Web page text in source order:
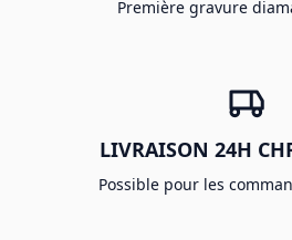
Première gravure
LIVRAISON 24H
Possible pour les